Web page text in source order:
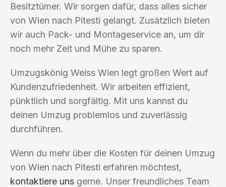
Besitztümer. Wir sorgen dafür, dass alles sicher
von Wien nach Pitesti gelangt. Zusätzlich bieten
wir auch Pack- und Montageservice an, um dir
noch mehr Zeit und Mühe zu sparen.
Umzugskönig Weiss Wien legt großen Wert auf
Kundenzufriedenheit. Wir arbeiten effizient,
pünktlich und sorgfältig. Mit uns kannst du
deinen Umzug problemlos und zuverlässig
durchführen.
Wenn du mehr über die Kosten für deinen Umzug
von Wien nach Pitesti erfahren möchtest,
kontaktiere uns gerne. Unser freundliches Team